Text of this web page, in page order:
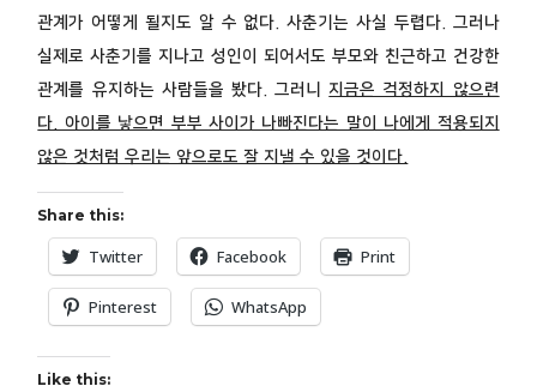
관계가 어떻게 될지도 알 수 없다. 사춘기는 사실 두렵다. 그러나
실제로 사춘기를 지나고 성인이 되어서도 부모와 친근하고 건강한
관계를 유지하는 사람들을 봤다. 그러니 지금은 걱정하지 않으련
다. 아이를 낳으면 부부 사이가 나빠진다는 말이 나에게 적용되지
않은 것처럼 우리는 앞으로도 잘 지낼 수 있을 것이다.
Share this:
Twitter Facebook Print
Pinterest WhatsApp
Like this: